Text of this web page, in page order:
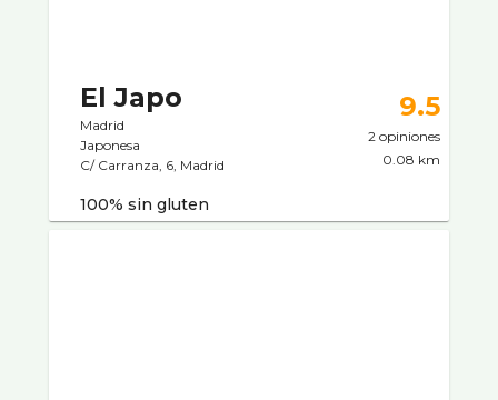
El Japo
Madrid
Japonesa
C/ Carranza, 6, Madrid
9.5
2 opiniones
0.08 km
100% sin gluten